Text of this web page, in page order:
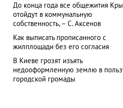
До конца года все общежития
отойдут в коммунальную
собственность, – С. Аксенов
Как выписать прописанного с
жилплощади без его согласия
В Киеве грозят изъять
недооформленную землю в
городской громады